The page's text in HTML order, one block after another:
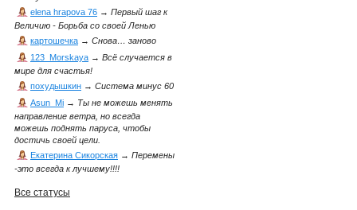
elena hrapova 76 → Первый шаг к
Величию - Борьба со своей Ленью
картошечка → Снова… заново
123_Morskaya → Всё случается в
мире для счастья!
похудышкин → Система минус 60
Asun_Mi → Ты не можешь менять
направление ветра, но всегда
можешь поднять паруса, чтобы
достичь своей цели.
Екатерина Сикорская → Перемены
-это всегда к лучшему!!!!
Все статусы